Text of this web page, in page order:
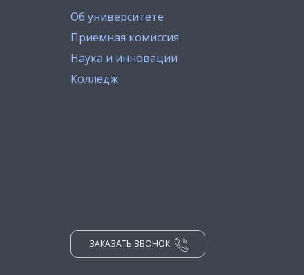
Об университете
Приемная комиссия
Наука и инновации
Колледж
ЗАКАЗАТЬ ЗВОНОК